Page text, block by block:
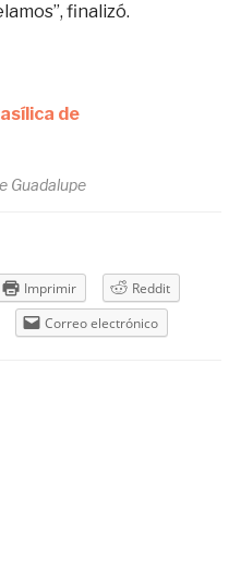
finalizó.
Guadalupe
Imprimir
Reddit
Correo electrónico